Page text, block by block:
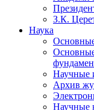
З.К.
Наука
Основные
Научные
Архив
Научные